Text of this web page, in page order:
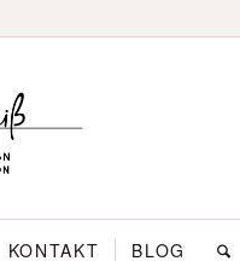
KONTAKT BLOG